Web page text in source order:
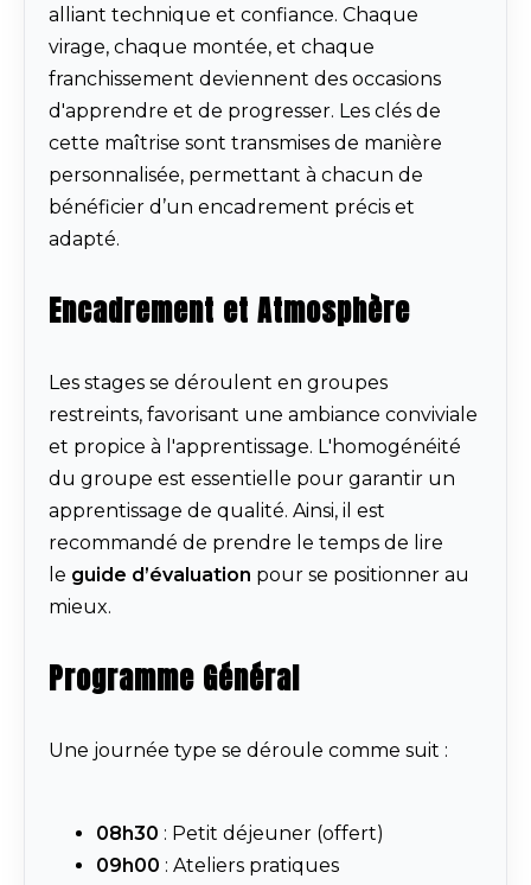
alliant technique et confiance. Chaque
virage, chaque montée, et chaque
franchissement deviennent des occasions
d'apprendre et de progresser. Les clés de
cette maîtrise sont transmises de manière
personnalisée, permettant à chacun de
bénéficier d’un encadrement précis et
adapté.
Encadrement et Atmosphère
Les stages se déroulent en groupes
restreints, favorisant une ambiance conviviale
et propice à l'apprentissage. L'homogénéité
du groupe est essentielle pour garantir un
apprentissage de qualité. Ainsi, il est
recommandé de prendre le temps de lire
le guide d’évaluation pour se positionner au
mieux.
Programme Général
Une journée type se déroule comme suit :
08h30 : Petit déjeuner (offert)
09h00 : Ateliers pratiques